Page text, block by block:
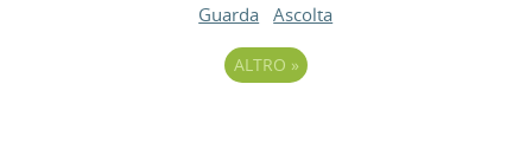
Guarda Ascolta
ALTRO »